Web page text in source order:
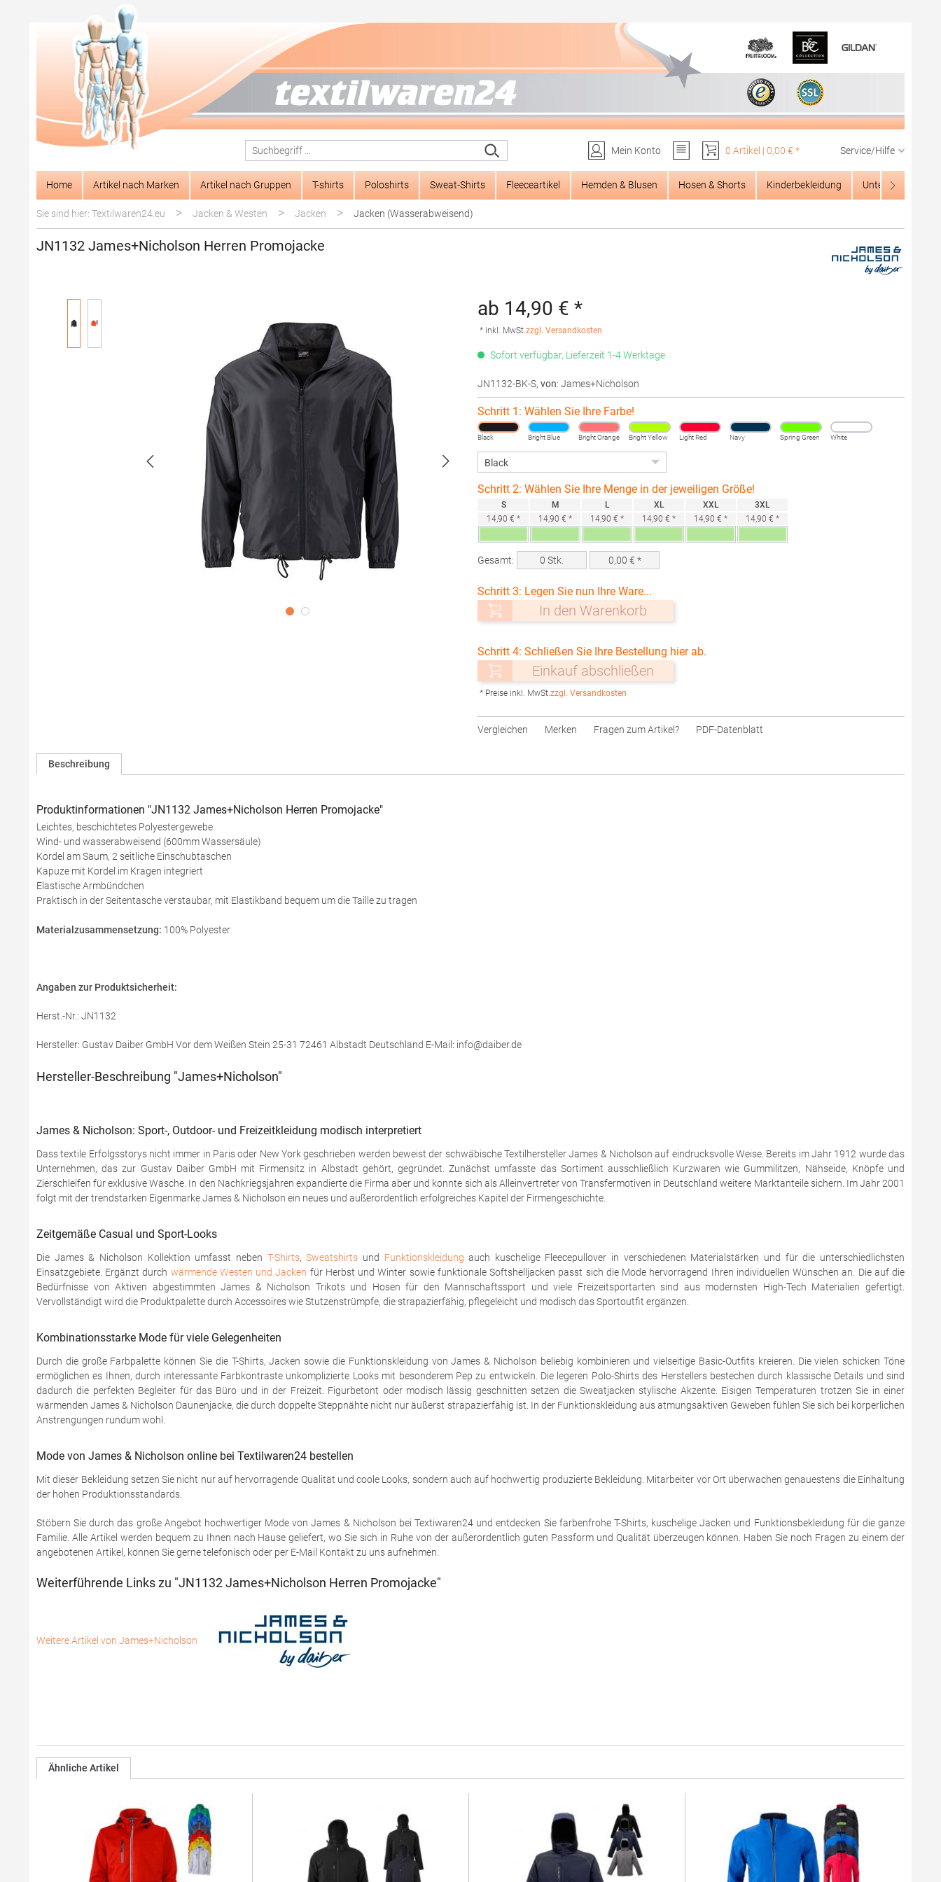
Zur Hauptnavigation springen
Mein Konto
0 Artikel | 0,00 € * Service/Hilfe
Home Artikel nach Marken Artikel nach Gruppen T-shirts Poloshirts Sweat-Shirts Fleeceartikel Hemden & Blusen Hosen & Shorts Kinderbekleidung Unterwäsche
Sie sind hier: Textilwaren24.eu > Jacken & Westen > Jacken > Jacken (Wasserabweisend)
JN1132 James+Nicholson Herren Promojacke
ab 14,90 € *
* inkl. MwSt.zzgl. Versandkosten
Sofort verfügbar, Lieferzeit 1-4 Werktage
JN1132-BK-S, von: James+Nicholson
Schritt 1: Wählen Sie Ihre Farbe!
Black Bright Blue Bright Orange Bright Yellow Light Red Navy Spring Green White
Schritt 2: Wählen Sie Ihre Menge in der jeweiligen Größe!
S
14,90 € *
M
14,90 € *
L
14,90 € *
XL
14,90 € *
XXL
14,90 € *
3XL
14,90 € *
Gesamt: 0 Stk. 0,00 € *
Schritt 3: Legen Sie nun Ihre Ware...
In den Warenkorb
Schritt 4: Schließen Sie Ihre Bestellung hier ab.
Einkauf abschließen
* Preise inkl. MwSt.zzgl. Versandkosten
Vergleichen Merken Fragen zum Artikel? PDF-Datenblatt
Beschreibung
Produktinformationen "JN1132 James+Nicholson Herren Promojacke"
Leichtes, beschichtetes Polyestergewebe
Wind- und wasserabweisend (600mm Wassersäule)
Kordel am Saum, 2 seitliche Einschubtaschen
Kapuze mit Kordel im Kragen integriert
Elastische Armbündchen
Praktisch in der Seitentasche verstaubar, mit Elastikband bequem um die Taille zu tragen
Materialzusammensetzung: 100% Polyester
Angaben zur Produktsicherheit:
Herst.-Nr.: JN1132
Hersteller: Gustav Daiber GmbH Vor dem Weißen Stein 25-31 72461 Albstadt Deutschland E-Mail: info@daiber.de
Hersteller-Beschreibung "James+Nicholson"
James & Nicholson: Sport-, Outdoor- und Freizeitkleidung modisch interpretiert
Dass textile Erfolgsstorys nicht immer in Paris oder New York geschrieben werden beweist der schwäbische Textilhersteller James & Nicholson auf eindrucksvolle Weise. Bereits im Jahr 1912 wurde das
Unternehmen, das zur Gustav Daiber GmbH mit Firmensitz in Albstadt gehört, gegründet. Zunächst umfasste das Sortiment ausschließlich Kurzwaren wie Gummilitzen, Nähseide, Knöpfe und
Zierschleifen für exklusive Wäsche. In den Nachkriegsjahren expandierte die Firma aber und konnte sich als Alleinvertreter von Transfermotiven in Deutschland weitere Marktanteile sichern. Im Jahr 2001
folgt mit der trendstarken Eigenmarke James & Nicholson ein neues und außerordentlich erfolgreiches Kapitel der Firmengeschichte.
Zeitgemäße Casual und Sport-Looks
Die James & Nicholson Kollektion umfasst neben T-Shirts,Sweatshirts und Funktionskleidung auch kuschelige Fleecepullover in verschiedenen Materialstärken und für die unterschiedlichsten
Einsatzgebiete. Ergänzt durch wärmende Westen und Jacken für Herbst und Winter sowie funktionale Softshelljacken passt sich die Mode hervorragend Ihren individuellen Wünschen an. Die auf die
Bedürfnisse von Aktiven abgestimmten James & Nicholson Trikots und Hosen für den Mannschaftssport und viele Freizeitsportarten sind aus modernsten High-Tech Materialien gefertigt.
Vervollständigt wird die Produktpalette durch Accessoires wie Stutzenstrümpfe, die strapazierfähig, pflegeleicht und modisch das Sportoutfit ergänzen.
Kombinationsstarke Mode für viele Gelegenheiten
Durch die große Farbpalette können Sie die T-Shirts, Jacken sowie die Funktionskleidung von James & Nicholson beliebig kombinieren und vielseitige Basic-Outfits kreieren. Die vielen schicken Töne
ermöglichen es Ihnen, durch interessante Farbkontraste unkomplizierte Looks mit besonderem Pep zu entwickeln. Die legeren Polo-Shirts des Herstellers bestechen durch klassische Details und sind
dadurch die perfekten Begleiter für das Büro und in der Freizeit. Figurbetont oder modisch lässig geschnitten setzen die Sweatjacken stylische Akzente. Eisigen Temperaturen trotzen Sie in einer
wärmenden James & Nicholson Daunenjacke, die durch doppelte Steppnähte nicht nur äußerst strapazierfähig ist. In der Funktionskleidung aus atmungsaktiven Geweben fühlen Sie sich bei körperlichen
Anstrengungen rundum wohl.
Mode von James & Nicholson online bei Textilwaren24 bestellen
Mit dieser Bekleidung setzen Sie nicht nur auf hervorragende Qualität und coole Looks, sondern auch auf hochwertig produzierte Bekleidung. Mitarbeiter vor Ort überwachen genauestens die Einhaltung
der hohen Produktionsstandards.
Stöbern Sie durch das große Angebot hochwertiger Mode von James & Nicholson bei Textiwaren24 und entdecken Sie farbenfrohe T-Shirts, kuschelige Jacken und Funktionsbekleidung für die ganze
Familie. Alle Artikel werden bequem zu Ihnen nach Hause geliefert, wo Sie sich in Ruhe von der außerordentlich guten Passform und Qualität überzeugen können. Haben Sie noch Fragen zu einem der
angebotenen Artikel, können Sie gerne telefonisch oder per E-Mail Kontakt zu uns aufnehmen.
Weiterführende Links zu "JN1132 James+Nicholson Herren Promojacke"
Weitere Artikel von James+Nicholson
Ähnliche Artikel